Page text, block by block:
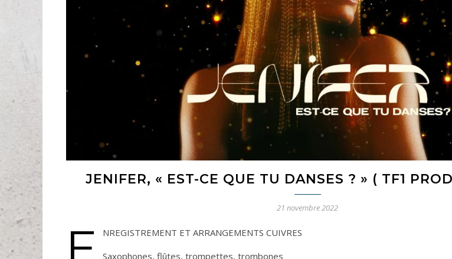
JENIFER, « EST-CE QUE TU DANSES ? » ( TF1
21 novembre 2022
NREGISTREMENT ET ARRANGEMENTS CUIVRES
Saxophones, flûtes, trompettes, trombones